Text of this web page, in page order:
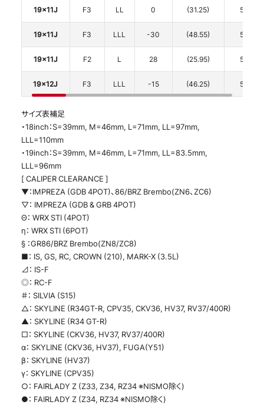
19x11J F3 LL 0 (31.25) 5
19x11J F3 LLL -30 (48.55) 5
19x11J F2 L 28 (25.95) 5
19x12J F3 LLL -15 (46.25) 5
サイズ表補足
・18inch：S=39mm, M=46mm, L=71mm, LL=97mm,
LLL=110mm
・19inch：S=39mm, M=46mm, L=71mm, LL=83.5mm,
LLL=96mm
[ CALIPER CLEARANCE ]
▼：IMPREZA (GDB 4POT)、86/BRZ Brembo(ZN6、ZC6)
▽： IMPREZA (GDB & GRB 4POT)
Θ： WRX STI (4POT)
η： WRX STI (6POT)
§ ：GR86/BRZ Brembo(ZN8/ZC8)
■： IS, GS, RC, CROWN (210), MARK-X (3.5L)
⊿： IS-F
◎： RC-F
＃： SILVIA (S15)
△： SKYLINE (R34GT-R, CPV35, CKV36, HV37, RV37/400R)
▲： SKYLINE (R34 GT-R)
□： SKYLINE (CKV36, HV37, RV37/400R)
α： SKYLINE (CKV36, HV37), FUGA(Y51)
β： SKYLINE (HV37)
γ： SKYLINE (CPV35)
○： FAIRLADY Z (Z33, Z34, RZ34 ※NISMO除く)
●： FAIRLADY Z (Z34, RZ34 ※NISMO除く)